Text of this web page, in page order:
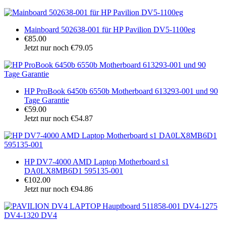
Mainboard 502638-001 für HP Pavilion DV5-1100eg
€85.00
Jetzt nur noch €79.05
HP ProBook 6450b 6550b Motherboard 613293-001 und 90
Tage Garantie
€59.00
Jetzt nur noch €54.87
HP DV7-4000 AMD Laptop Motherboard s1
DA0LX8MB6D1 595135-001
€102.00
Jetzt nur noch €94.86